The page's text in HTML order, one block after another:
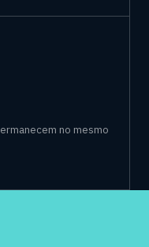
no mesmo